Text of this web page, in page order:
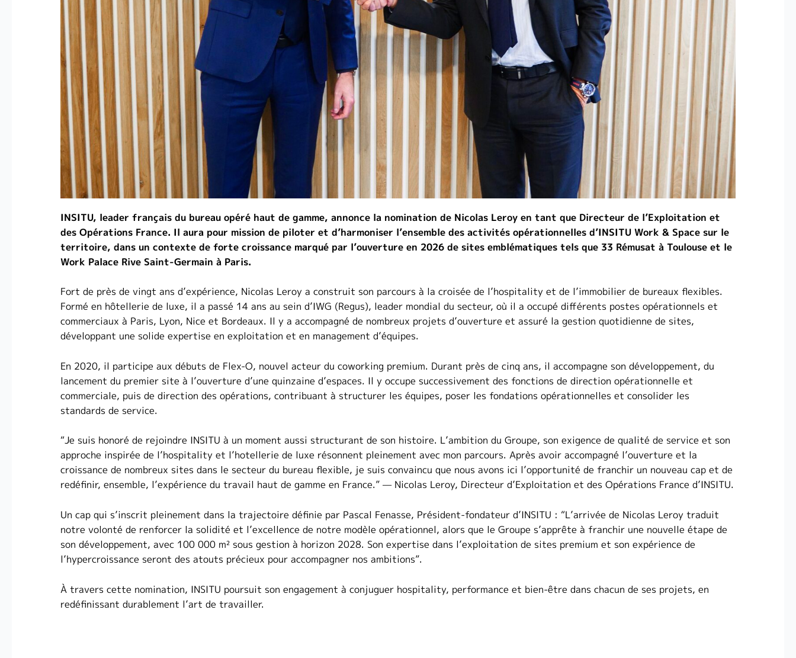
INSITU, leader français du bureau opéré haut de gamme, annonce la nomination de Nicolas Leroy en tant que Directeur de l’Exploitation et
des Opérations France. Il aura pour mission de piloter et d’harmoniser l’ensemble des activités opérationnelles d’INSITU Work & Space sur le
territoire, dans un contexte de forte croissance marqué par l’ouverture en 2026 de sites emblématiques tels que 33 Rémusat à Toulouse et le
Work Palace Rive Saint-Germain à Paris.
Fort de près de vingt ans d’expérience, Nicolas Leroy a construit son parcours à la croisée de l’hospitality et de l’immobilier de bureaux flexibles.
Formé en hôtellerie de luxe, il a passé 14 ans au sein d’IWG (Regus), leader mondial du secteur, où il a occupé différents postes opérationnels et
commerciaux à Paris, Lyon, Nice et Bordeaux. Il y a accompagné de nombreux projets d’ouverture et assuré la gestion quotidienne de sites,
développant une solide expertise en exploitation et en management d’équipes.
En 2020, il participe aux débuts de Flex-O, nouvel acteur du coworking premium. Durant près de cinq ans, il accompagne son développement, du
lancement du premier site à l’ouverture d’une quinzaine d’espaces. Il y occupe successivement des fonctions de direction opérationnelle et
commerciale, puis de direction des opérations, contribuant à structurer les équipes, poser les fondations opérationnelles et consolider les
standards de service.
“Je suis honoré de rejoindre INSITU à un moment aussi structurant de son histoire. L’ambition du Groupe, son exigence de qualité de service et son
approche inspirée de l’hospitality et l’hotellerie de luxe résonnent pleinement avec mon parcours. Après avoir accompagné l’ouverture et la
croissance de nombreux sites dans le secteur du bureau flexible, je suis convaincu que nous avons ici l’opportunité de franchir un nouveau cap et de
redéfinir, ensemble, l’expérience du travail haut de gamme en France.” — Nicolas Leroy, Directeur d’Exploitation et des Opérations France d’INSITU.
Un cap qui s’inscrit pleinement dans la trajectoire définie par Pascal Fenasse, Président-fondateur d’INSITU : “L’arrivée de Nicolas Leroy traduit
notre volonté de renforcer la solidité et l’excellence de notre modèle opérationnel, alors que le Groupe s’apprête à franchir une nouvelle étape de
son développement, avec 100 000 m² sous gestion à horizon 2028. Son expertise dans l’exploitation de sites premium et son expérience de
l’hypercroissance seront des atouts précieux pour accompagner nos ambitions”.
À travers cette nomination, INSITU poursuit son engagement à conjuguer hospitality, performance et bien-être dans chacun de ses projets, en
redéfinissant durablement l’art de travailler.